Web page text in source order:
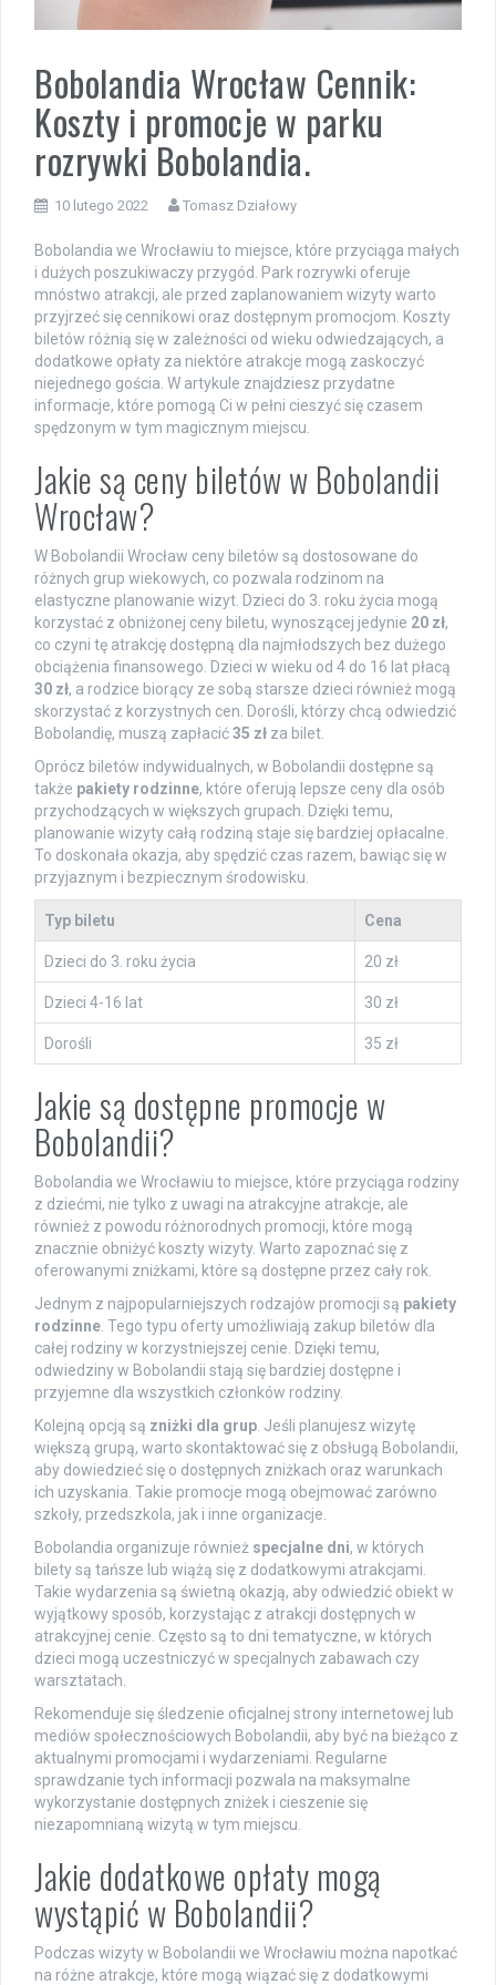
Bobolandia Wrocław Cennik:
Koszty i promocje w parku
rozrywki Bobolandia.
10 lutego 2022 Tomasz Działowy
Bobolandia we Wrocławiu to miejsce, które przyciąga małych
i dużych poszukiwaczy przygód. Park rozrywki oferuje
mnóstwo atrakcji, ale przed zaplanowaniem wizyty warto
przyjrzeć się cennikowi oraz dostępnym promocjom. Koszty
biletów różnią się w zależności od wieku odwiedzających, a
dodatkowe opłaty za niektóre atrakcje mogą zaskoczyć
niejednego gościa. W artykule znajdziesz przydatne
informacje, które pomogą Ci w pełni cieszyć się czasem
spędzonym w tym magicznym miejscu.
Jakie są ceny biletów w Bobolandii
Wrocław?
W Bobolandii Wrocław ceny biletów są dostosowane do
różnych grup wiekowych, co pozwala rodzinom na
elastyczne planowanie wizyt. Dzieci do 3. roku życia mogą
korzystać z obniżonej ceny biletu, wynoszącej jedynie 20 zł,
co czyni tę atrakcję dostępną dla najmłodszych bez dużego
obciążenia finansowego. Dzieci w wieku od 4 do 16 lat płacą
30 zł, a rodzice biorący ze sobą starsze dzieci również mogą
skorzystać z korzystnych cen. Dorośli, którzy chcą odwiedzić
Bobolandię, muszą zapłacić35 zł za bilet.
Oprócz biletów indywidualnych, w Bobolandii dostępne są
także pakiety rodzinne, które oferują lepsze ceny dla osób
przychodzących w większych grupach. Dzięki temu,
planowanie wizyty całą rodziną staje się bardziej opłacalne.
To doskonała okazja, aby spędzić czas razem, bawiąc się w
przyjaznym i bezpiecznym środowisku.
Typ biletu Cena
Dzieci do 3. roku życia 20 zł
Dzieci 4-16 lat 30 zł
Dorośli 35 zł
Jakie są dostępne promocje w
Bobolandii?
Bobolandia we Wrocławiu to miejsce, które przyciąga rodziny
z dziećmi, nie tylko z uwagi na atrakcyjne atrakcje, ale
również z powodu różnorodnych promocji, które mogą
znacznie obniżyć koszty wizyty. Warto zapoznać się z
oferowanymi zniżkami, które są dostępne przez cały rok.
Jednym z najpopularniejszych rodzajów promocji są pakiety
rodzinne . Tego typu oferty umożliwiają zakup biletów dla
całej rodziny w korzystniejszej cenie. Dzięki temu,
odwiedziny w Bobolandii stają się bardziej dostępne i
przyjemne dla wszystkich członków rodziny.
Kolejną opcją są zniżki dla grup . Jeśli planujesz wizytę
większą grupą, warto skontaktować się z obsługą Bobolandii,
aby dowiedzieć się o dostępnych zniżkach oraz warunkach
ich uzyskania. Takie promocje mogą obejmować zarówno
szkoły, przedszkola, jak i inne organizacje.
Bobolandia organizuje również specjalne dni, w których
bilety są tańsze lub wiążą się z dodatkowymi atrakcjami.
Takie wydarzenia są świetną okazją, aby odwiedzić obiekt w
wyjątkowy sposób, korzystając z atrakcji dostępnych w
atrakcyjnej cenie. Często są to dni tematyczne, w których
dzieci mogą uczestniczyć w specjalnych zabawach czy
warsztatach.
Rekomenduje się śledzenie oficjalnej strony internetowej lub
mediów społecznościowych Bobolandii, aby być na bieżąco z
aktualnymi promocjami i wydarzeniami. Regularne
sprawdzanie tych informacji pozwala na maksymalne
wykorzystanie dostępnych zniżek i cieszenie się
niezapomnianą wizytą w tym miejscu.
Jakie dodatkowe opłaty mogą
wystąpić w Bobolandii?
Podczas wizyty w Bobolandii we Wrocławiu można napotkać
na różne atrakcje, które mogą wiązać się z dodatkowymi